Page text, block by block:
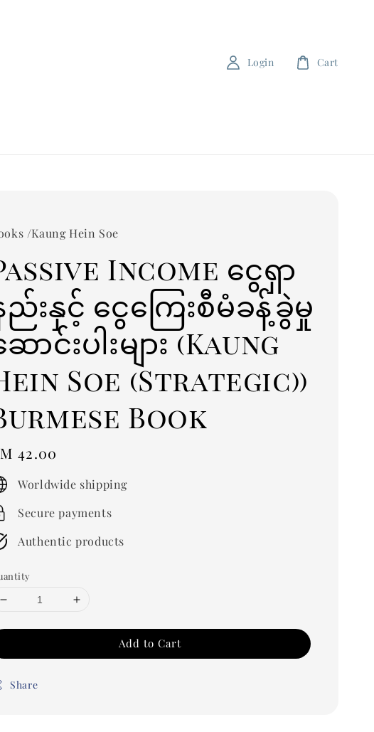
Login Cart
/Kaung Hein Soe
Income ငွေရှာ
ည်းနှင့် ငွေကြေးစီမံခန့်ခွဲမှု
ာင်းပါးများ (Kaung
Soe (Strategic))
Book
42.00
Worldwide shipping
Secure payments
Authentic products
Add to Cart
Share